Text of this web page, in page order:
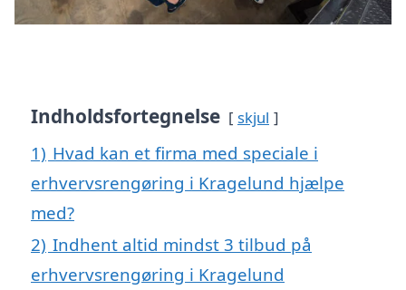
Indholdsfortegnelse skjul
1) Hvad kan et firma med speciale i
erhvervsrengøring i Kragelund hjælpe
med?
2) Indhent altid mindst 3 tilbud på
erhvervsrengøring i Kragelund